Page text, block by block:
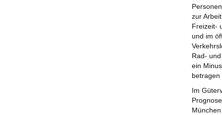
zur
Freizeit-
und im
Rad-
ein
betragen
Im